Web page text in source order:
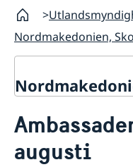
Nordmakedonien,
Ambassadör
Dataskyddspolicy för
Kontakt /
Boka tid för intervju
Så stöttar vi
augusti